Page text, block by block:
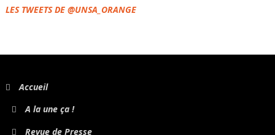
LES TWEETS DE @UNSA_ORANGE
Accueil
A la une ça !
Revue de Presse